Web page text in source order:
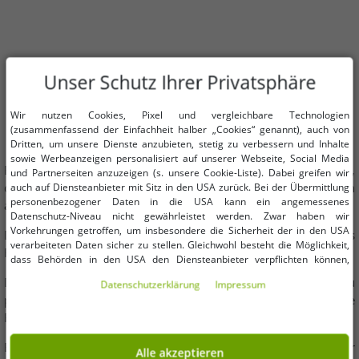
EDURO
EDURO ist ein Hersteller von Fitness- und Trainingsequipment,
der ein breites Sortiment an Sport- und Trainingsgeräten
anbietet.
Die Marke setzt sich dafür ein, dass Menschen jedes
Fitnesslevels sich stark, gesund und selbstbewusst fühlen.
Das Sortiment reicht von Equipment für Einsteiger bis hin zu
professionellen Trainingsgeräten, stets mit Fokus auf moderne
Funktionalität und hohe Qualität.
EDURO Produkte sind bekannt für ihre hohe Qualität und ihr
Unser Schutz Ihrer Privatsphäre
Wir nutzen Cookies, Pixel und vergleichbare Technologien
(zusammenfassend der Einfachheit halber „Cookies“ genannt), auch von
Dritten, um unsere Dienste anzubieten, stetig zu verbessern und Inhalte
sowie Werbeanzeigen personalisiert auf unserer Webseite, Social Media
und Partnerseiten anzuzeigen (s. unsere Cookie-Liste). Dabei greifen wir
auch auf Diensteanbieter mit Sitz in den USA zurück. Bei der Übermittlung
personenbezogener Daten in die USA kann ein angemessenes
Datenschutz-Niveau nicht gewährleistet werden. Zwar haben wir
Vorkehrungen getroffen, um insbesondere die Sicherheit der in den USA
verarbeiteten Daten sicher zu stellen. Gleichwohl besteht die Möglichkeit,
dass Behörden in den USA den Diensteanbieter verpflichten können,
im Einzelfall auf Basis entsprechender US-Gesetzgebung, ein wirksamer
Zugriff informiert wirst. Mit Deiner Einwilligung gem. Art. 49 Abs. 1 lit. a
DSGVO erklärst Du Dich in die Übermittlung in die USA für einverstanden
Daten­schutz­erklärung Impressum
Alle akzeptieren